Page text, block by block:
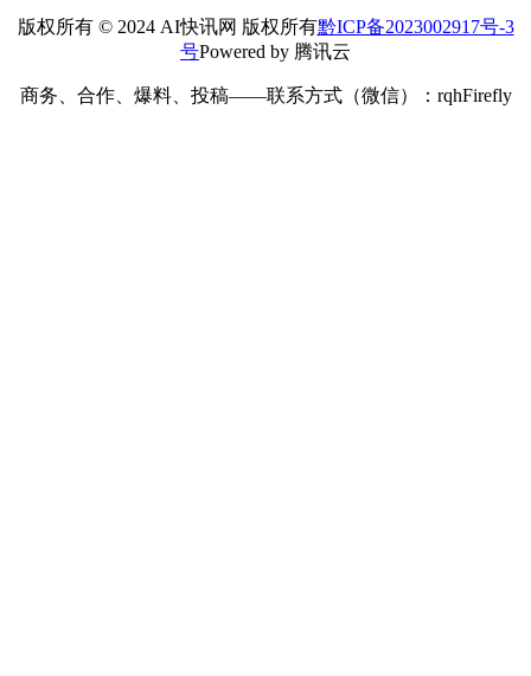
版权所有 © 2024 AI快讯网 版权所有黔ICP备2023002917号-3
号Powered by 腾讯云
商务、合作、爆料、投稿——联系方式（微信）：rqhFirefly